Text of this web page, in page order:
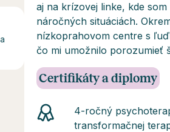
aj na krízovej linke, kde
náročných situáciách.
nízkoprahovom centre s
čo mi umožnilo porozumieť
Certifikáty a diplomy
4-ročný
transformačnej